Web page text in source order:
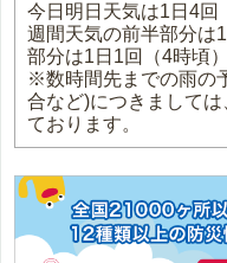
今日明日天気は1日4回
週間天気の前半部分は
部分は1日1回（4時頃
※数時間先までの雨の
合など)につきまして
ております。